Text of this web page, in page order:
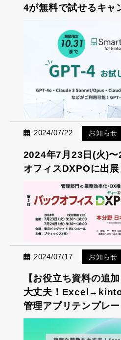
4が無料で試せるキャ
2024/07/22 お知らせ
2024年7月23日(火)〜
オフィスDXPOに出
2024/07/17 お知らせ
【お役立ち資料の追
大丈夫！
管理アプリテンプレー